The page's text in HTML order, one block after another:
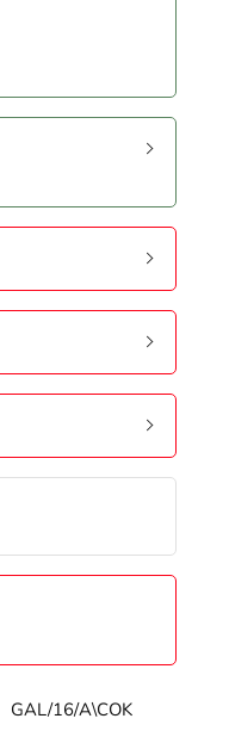
GAL/16/A\COK